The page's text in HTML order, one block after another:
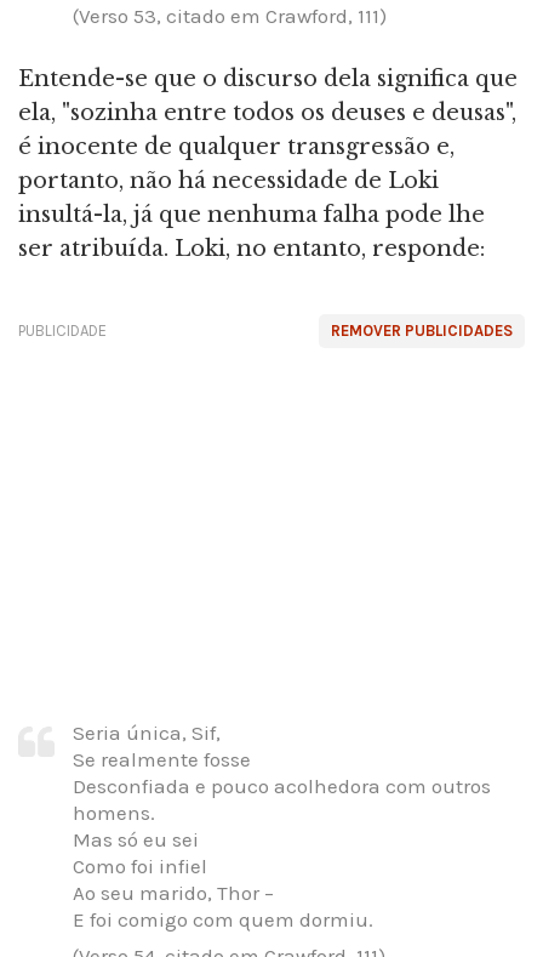
(Verso 53, citado em Crawford, 111)
Entende-se que o discurso dela significa que
ela, "sozinha entre todos os deuses e deusas",
é inocente de qualquer transgressão e,
portanto, não há necessidade de Loki
insultá-la, já que nenhuma falha pode lhe
ser atribuída. Loki, no entanto, responde:
REMOVER PUBLICIDADES
PUBLICIDADE
Seria única, Sif,
Se realmente fosse
Desconfiada e pouco acolhedora com outros
homens.
Mas só eu sei
Como foi infiel
Ao seu marido, Thor –
E foi comigo com quem dormiu.